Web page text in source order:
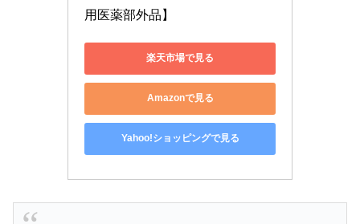
用医薬部外品】
楽天市場で見る
Amazonで見る
Yahoo!ショッピングで見る